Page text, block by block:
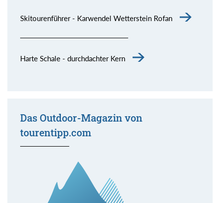
Skitourenführer - Karwendel Wetterstein Rofan
Harte Schale - durchdachter Kern
Das Outdoor-Magazin von
tourentipp.com